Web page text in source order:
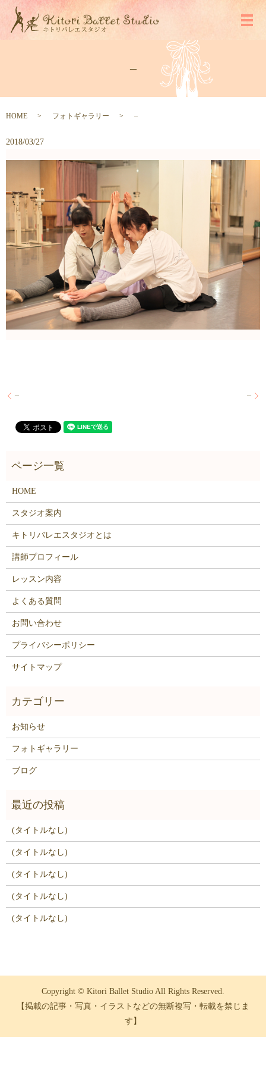
メ
–
HOME フォトギャラリー –
2018/03/27
– –
HOME
スタジオ案内
キトリバレエスタジオとは
講師プロフィール
レッスン内容
よくある質問
お問い合わせ
プライバシーポリシー
サイトマップ
お知らせ
フォトギャラリー
ブログ
(タイトルなし)
(タイトルなし)
(タイトルなし)
(タイトルなし)
(タイトルなし)
Copyright © Kitori Ballet Studio All Rights Reserved.
【掲載の記事・写真・イラストなどの無断複写・転載を禁じま
す】